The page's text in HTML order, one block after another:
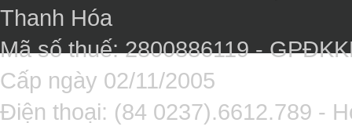
Thanh Hóa
Mã số thuế: 2800886119 -
Cấp ngày 02/11/2005
Điện thoại: (84 0237).6612.789 -